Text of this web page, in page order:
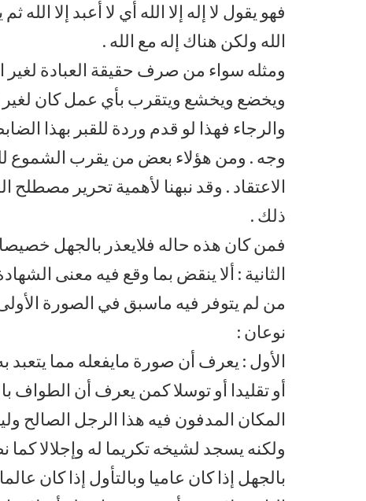
فهو يقول لا إله إلا الله أي لا أعبد إلا الله
الله ولكن هناك إله مع الله .
ومثله سواء من صرف حقيقة العبادة لغير
ويخضع ويخشع ويتقرب بأي عمل كان
والرجاء فهذا لو قدم وردة للقبر بهذا
وجه . ومن هؤلاء بعض من يقرب الشموع
الاعتقاد . وقد نبهنا لأهمية تحرير
ذلك .
فمن كان هذه حاله فلايعذر بالجهل
الثانية : ألا ينقض بما وقع فيه معنى
من لم يتوفر فيه ماسبق في الصورة الأولى
نوعان :
الأول : يعرف أن صورة مايفعله مما يتعبد به
أو تقليدا أو توسلا كمن يعرف أن الطواف
المكان المدفون فيه هذا الرجل الصالح
ولكنه يسجد لشيخه تكريما له وإجلالا
بالجهل إذا كان عاميا وبالتأول إذا كان